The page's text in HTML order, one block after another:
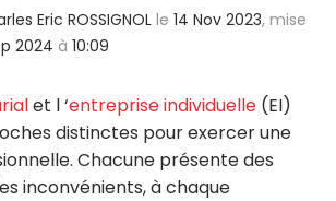
Eric ROSSIGNOL le 14 Nov 2023, mise
2024 à 10:09
et l ‘entreprise individuelle (EI)
distinctes pour exercer une
Chacune présente des
inconvénients, à chaque